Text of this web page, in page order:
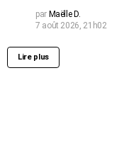
par Maëlle D.
7 août 2026, 21h02
Lire plus